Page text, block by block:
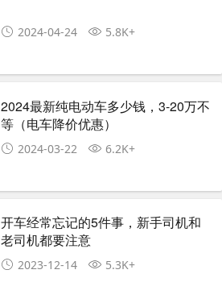
2024-04-24 5.8K+
2024最新纯电动车多少钱，3-20万不
等（电车降价优惠）
2024-03-22 6.2K+
开车经常忘记的5件事，新手司机和
老司机都要注意
2023-12-14 5.3K+